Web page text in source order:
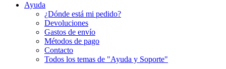
Ayuda
¿Dónde está mi pedido?
Devoluciones
Gastos de envío
Métodos de pago
Contacto
Todos los temas de "Ayuda y Soporte"